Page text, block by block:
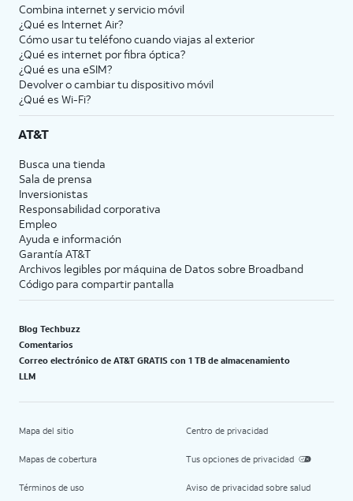
Combina internet y servicio móvil
¿Qué es Internet Air?
Cómo usar tu teléfono cuando viajas al exterior
¿Qué es internet por fibra óptica?
¿Qué es una eSIM?
Devolver o cambiar tu dispositivo móvil
¿Qué es Wi-Fi?
AT&T
Busca una tienda
Sala de prensa
Inversionistas
Responsabilidad corporativa
Empleo
Ayuda e información
Garantía AT&T
Archivos legibles por máquina de Datos sobre Broadband
Código para compartir pantalla
Blog Techbuzz
Comentarios
Correo electrónico de AT&T GRATIS con 1 TB de almacenamiento
LLM
Mapa del sitio
Mapas de cobertura
Términos de uso
Centro de privacidad
Tus opciones de privacidad
Aviso de privacidad sobre salud